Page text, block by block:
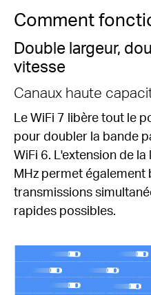
Comment
Double largeur,
vitesse
Canaux haute
Le WiFi 7 libère tout le
pour doubler la bande
WiFi 6. L'extension de
MHz permet également
transmissions
rapides possibles.